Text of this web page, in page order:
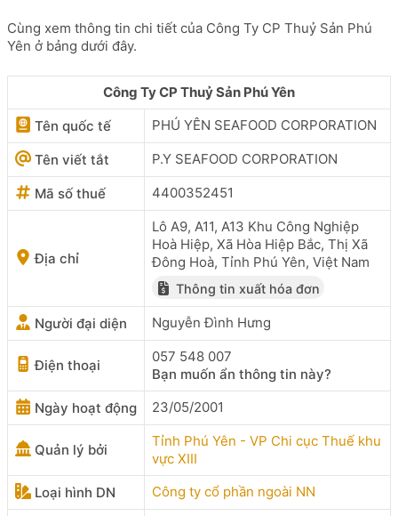
Cùng xem thông tin chi tiết của Công Ty CP Thuỷ Sản Phú
Yên ở bảng dưới đây.
Công Ty CP Thuỷ Sản Phú Yên
Tên quốc tế
PHÚ YÊN SEAFOOD CORPORATION
Tên viết tắt P.Y SEAFOOD CORPORATION
Mã số thuế 4400352451
Địa chỉ
Lô A9, A11, A13 Khu Công Nghiệp
Hoà Hiệp, Xã Hòa Hiệp Bắc, Thị Xã
Đông Hoà, Tỉnh Phú Yên, Việt Nam
Thông tin xuất hóa đơn
Người đại diện Nguyễn Đình Hưng
Điện thoại
057 548 007
Bạn muốn ẩn thông tin này?
Ngày hoạt động
23/05/2001
Quản lý bởi
Tỉnh Phú Yên - VP Chi cục Thuế khu
vực XIII
Loại hình DN
Công ty cổ phần ngoài NN